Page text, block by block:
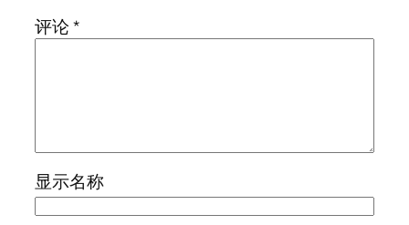
评论*
显示名称